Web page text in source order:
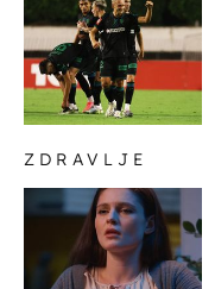
ZDRAVLJE